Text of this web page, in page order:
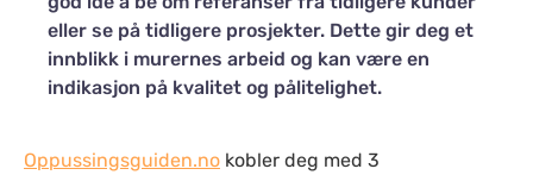
eller se på tidligere prosjekter. Dette gir deg et
innblikk i murernes arbeid og kan være en
indikasjon på kvalitet og pålitelighet.
Oppussingsguiden.no kobler deg med 3